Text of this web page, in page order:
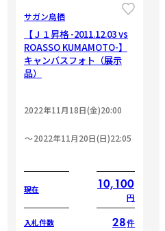
サガン鳥栖
【Ｊ１昇格 -2011.12.03 vs
ROASSO KUMAMOTO-】
キャンバスフォト（展示
品）
2022年11月18日(金)20:00
2022年11月20日(日)22:05
現在 10,100
円
入札件数 28件